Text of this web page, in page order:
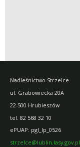
Nadleśnictwo Strzelce
ul. Grabowiecka 20A
22-500 Hrubieszów
tel. 82 568 32 10
ePUAP: pgl_lp_0526
strzelce@lublin.lasy.gov.pl